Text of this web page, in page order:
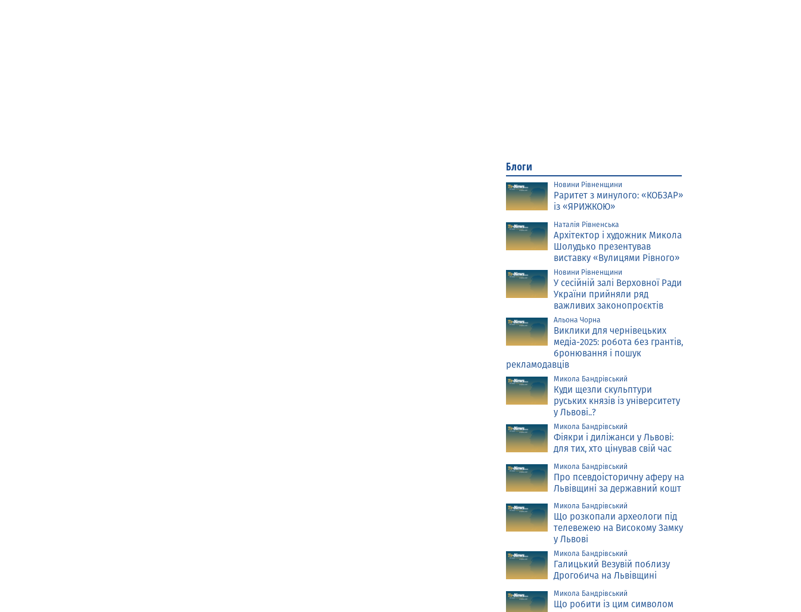
Блоги
Новини Рівненщини
Раритет з минулого: «КОБЗАР»
із «ЯРИЖКОЮ»
Наталія Рівненська
Архітектор і художник Микола
Шолудько презентував
виставку «Вулицями Рівного»
Новини Рівненщини
У сесійній залі Верховної Ради
України прийняли ряд
важливих законопроєктів
Альона Чорна
Виклики для чернівецьких
медіа-2025: робота без грантів,
бронювання і пошук
рекламодавців
Микола Бандрівський
Куди щезли скульптури
руських князів із університету
у Львові..?
Микола Бандрівський
Фіякри і диліжанси у Львові:
для тих, хто цінував свій час
Микола Бандрівський
Про псевдоісторичну аферу на
Львівщині за державний кошт
Микола Бандрівський
Що розкопали археологи під
телевежею на Високому Замку
у Львові
Микола Бандрівський
Галицький Везувій поблизу
Дрогобича на Львівщині
Микола Бандрівський
Що робити із цим символом